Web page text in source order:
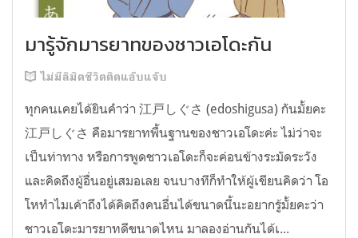
มารู้จักมารยาทของชาวเอโดะกัน
ไม่มีลิมิตชีวิตติดแอ๊บแจ๊บ
ทุกคนเคยได้ยินคำว่า 江戸しぐさ (edoshigusa) กันมั้ยคะ
江戸しぐさ คือมารยาทพื้นฐานของชาวเอโดะค่ะ ไม่ว่าจะ
เป็นท่าทาง หรือการพูดชาวเอโดะก็จะค่อนข้างระมัดระวัง
และคิดถึงผู้อื่นอยู่เสมอเลย จนบางทีก็ทำให้ผู้เขียนคิดว่า โอ
โหทำไมเค้าถึงได้คิดถึงคนอื่นได้ขนาดนี้นะอยากรู้มั้ยคะว่า
ชาวเอโดะมารยาทดีขนาดไหน มาลองอ่านกันได้เ...